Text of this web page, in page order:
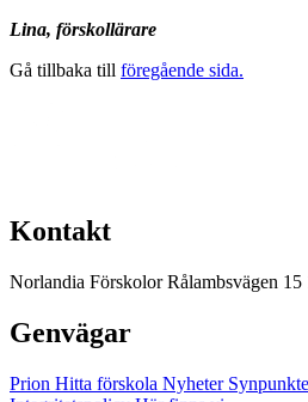
Lina, förskollärare
Gå tillbaka till föregående sida.
Kontakt
Norlandia Förskolor Rålambsvägen 15
Genvägar
Prion Hitta förskola Nyheter